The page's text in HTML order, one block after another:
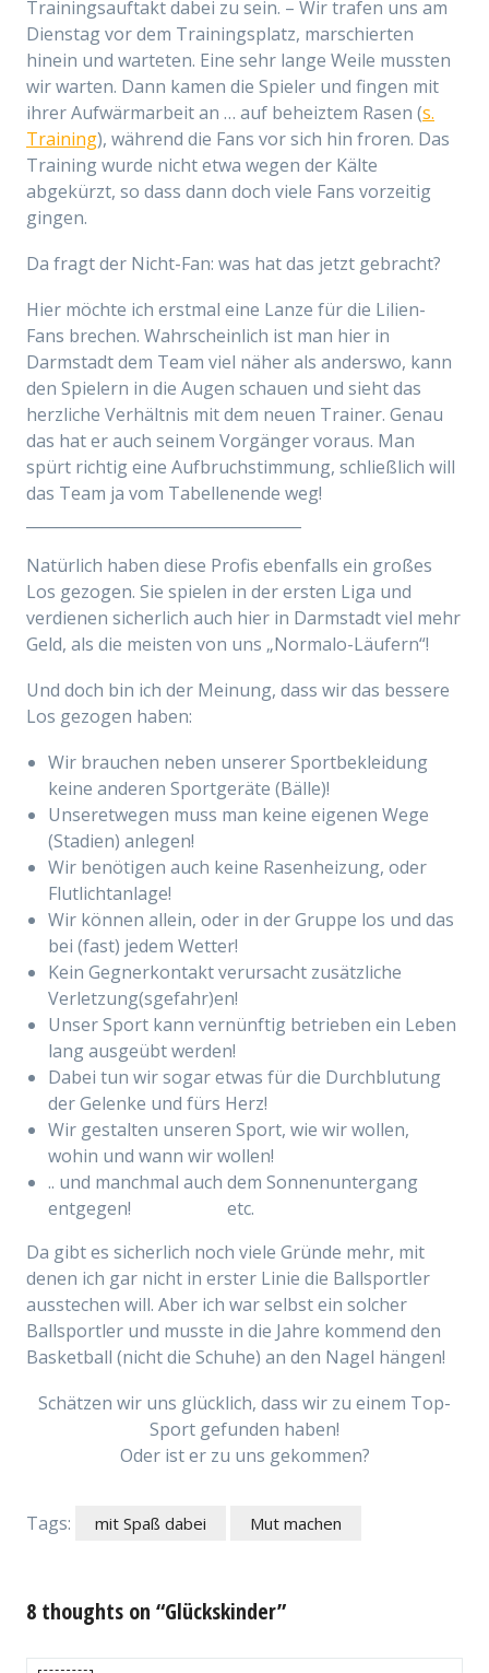
Trainingsauftakt dabei zu sein. – Wir trafen uns am
Dienstag vor dem Trainingsplatz, marschierten
hinein und warteten. Eine sehr lange Weile mussten
wir warten. Dann kamen die Spieler und fingen mit
ihrer Aufwärmarbeit an … auf beheiztem Rasen (s.
Training), während die Fans vor sich hin froren. Das
Training wurde nicht etwa wegen der Kälte
abgekürzt, so dass dann doch viele Fans vorzeitig
gingen.
Da fragt der Nicht-Fan: was hat das jetzt gebracht?
Hier möchte ich erstmal eine Lanze für die Lilien-
Fans brechen. Wahrscheinlich ist man hier in
Darmstadt dem Team viel näher als anderswo, kann
den Spielern in die Augen schauen und sieht das
herzliche Verhältnis mit dem neuen Trainer. Genau
das hat er auch seinem Vorgänger voraus. Man
spürt richtig eine Aufbruchstimmung, schließlich will
das Team ja vom Tabellenende weg!
Natürlich haben diese Profis ebenfalls ein großes
Los gezogen. Sie spielen in der ersten Liga und
verdienen sicherlich auch hier in Darmstadt viel mehr
Geld, als die meisten von uns „Normalo-Läufern“!
Und doch bin ich der Meinung, dass wir das bessere
Los gezogen haben:
Wir brauchen neben unserer Sportbekleidung
keine anderen Sportgeräte (Bälle)!
Unseretwegen muss man keine eigenen Wege
(Stadien) anlegen!
Wir benötigen auch keine Rasenheizung, oder
Flutlichtanlage!
Wir können allein, oder in der Gruppe los und das
bei (fast) jedem Wetter!
Kein Gegnerkontakt verursacht zusätzliche
Verletzung(sgefahr)en!
Unser Sport kann vernünftig betrieben ein Leben
lang ausgeübt werden!
Dabei tun wir sogar etwas für die Durchblutung
der Gelenke und fürs Herz!
Wir gestalten unseren Sport, wie wir wollen,
wohin und wann wir wollen!
.. und manchmal auch dem Sonnenuntergang
entgegen! etc.
Da gibt es sicherlich noch viele Gründe mehr, mit
denen ich gar nicht in erster Linie die Ballsportler
ausstechen will. Aber ich war selbst ein solcher
Ballsportler und musste in die Jahre kommend den
Basketball (nicht die Schuhe) an den Nagel hängen!
Schätzen wir uns glücklich, dass wir zu einem Top-
Sport gefunden haben!
Oder ist er zu uns gekommen?
Tags: mit Spaß dabei Mut machen
8 thoughts on “Glückskinder”